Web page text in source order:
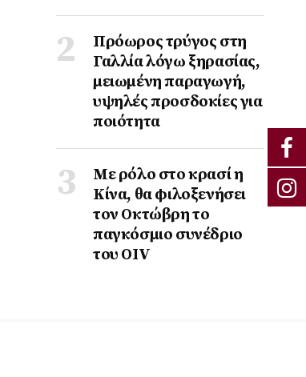
Πρόωρος τρύγος στη
Γαλλία λόγω ξηρασίας,
μειωμένη παραγωγή,
υψηλές προσδοκίες για
ποιότητα
Με ρόλο στο κρασί η
Κίνα, θα φιλοξενήσει
τον Οκτώβρη το
παγκόσμιο συνέδριο
του ΟΙV